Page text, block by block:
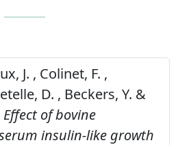
J. , Colinet, F. ,
D. , Beckers, Y. &
Effect of bovine
insulin-like growth